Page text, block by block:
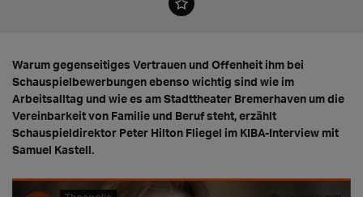
Warum gegenseitiges Vertrauen und Offenheit ihm bei
Schauspielbewerbungen ebenso wichtig sind wie im
Arbeitsalltag und wie es am Stadttheater Bremerhaven um die
Vereinbarkeit von Familie und Beruf steht, erzählt
Schauspieldirektor Peter Hilton Fliegel im KIBA-Interview mit
Samuel Kastell.